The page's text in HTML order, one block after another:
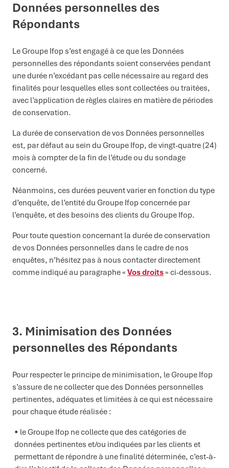
Données personnelles des
Répondants
Le Groupe Ifop s’est engagé à ce que les Données
personnelles des répondants soient conservées pendant
une durée n’excédant pas celle nécessaire au regard des
finalités pour lesquelles elles sont collectées ou traitées,
avec l’application de règles claires en matière de périodes
de conservation.
La durée de conservation de vos Données personnelles
est, par défaut au sein du Groupe Ifop, de vingt-quatre (24)
mois à compter de la fin de l’étude ou du sondage
concerné.
Néanmoins, ces durées peuvent varier en fonction du type
d’enquête, de l’entité du Groupe Ifop concernée par
l’enquête, et des besoins des clients du Groupe Ifop.
Pour toute question concernant la durée de conservation
de vos Données personnelles dans le cadre de nos
enquêtes, n’hésitez pas à nous contacter directement
comme indiqué au paragraphe « Vos droits» ci-dessous.
3. Minimisation des Données
personnellesdes Répondants
Pour respecter le principe de minimisation, le Groupe Ifop
s’assure de ne collecter que des Données personnelles
pertinentes, adéquates et limitées à ce qui est nécessaire
pour chaque étude réalisée :
le Groupe Ifop ne collecte que des catégories de
données pertinentes et/ou indiquées par les clients et
permettant de répondre à une finalité déterminée, c’est-à-